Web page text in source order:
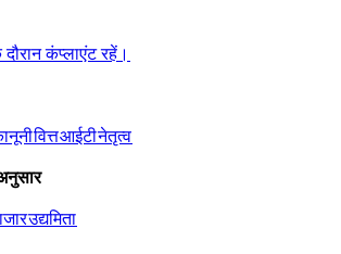
कंप्लाएंट रहें।​​
वित्त​​आईटी​​नेतृत्व​​
उद्यमिता​​